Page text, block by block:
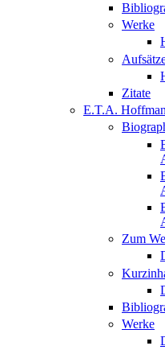
Werke
Zitate
E.T.A.
Zum
Werke